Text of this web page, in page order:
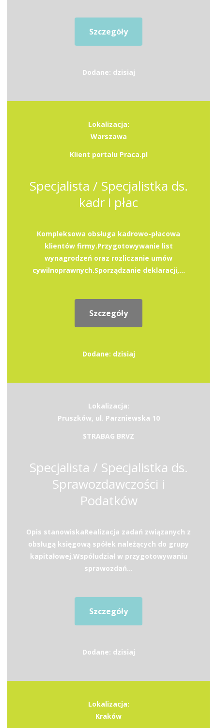
Szczegóły
Dodane: dzisiaj
Lokalizacja:
Warszawa
Klient portalu Praca.pl
Specjalista / Specjalistka ds.
kadr i płac
Kompleksowa obsługa kadrowo-płacowa
klientów firmy.Przygotowywanie list
wynagrodzeń oraz rozliczanie umów
cywilnoprawnych.Sporządzanie deklaracji,...
Szczegóły
Dodane: dzisiaj
Lokalizacja:
Pruszków, ul. Parzniewska 10
STRABAG BRVZ
Specjalista / Specjalistka ds.
Sprawozdawczości i
Podatków
Opis stanowiskaRealizacja zadań związanych z
obsługą księgową spółek należących do grupy
kapitałowej.Współudział w przygotowywaniu
sprawozdań...
Szczegóły
Dodane: dzisiaj
Lokalizacja:
Kraków